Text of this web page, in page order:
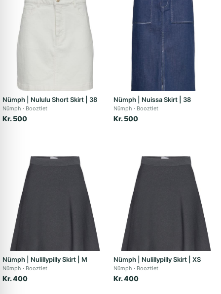
Nümph | Nululu Short Skirt | 38
Nümph Booztlet
Kr. 500
Nümph | Nuissa Skirt | 38
Nümph Booztlet
Kr. 500
Nümph | Nulillypilly Skirt | M
Nümph Booztlet
Kr. 400
Nümph | Nulillypilly Skirt | XS
Nümph Booztlet
Kr. 400